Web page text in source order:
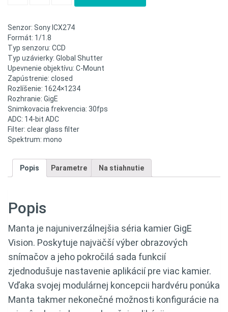
Senzor: Sony ICX274
Formát: 1/1.8
Typ senzoru: CCD
Typ uzávierky: Global Shutter
Upevnenie objektívu: C-Mount
Zapústrenie: closed
Rozlíšenie: 1624×1234
Rozhranie: GigE
Snimkovacia frekvencia: 30fps
ADC: 14-bit ADC
Filter: clear glass filter
Spektrum: mono
Popis Parametre Na stiahnutie
Popis
Manta je najuniverzálnejšia séria kamier GigE
Vision. Poskytuje najväčší výber obrazových
snímačov a jeho pokročilá sada funkcií
zjednodušuje nastavenie aplikácií pre viac kamier.
Vďaka svojej modulárnej koncepcii hardvéru ponúka
Manta takmer nekonečné možnosti konfigurácie na